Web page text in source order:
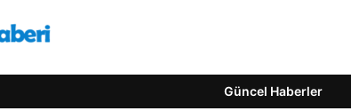
Güncel Haberler